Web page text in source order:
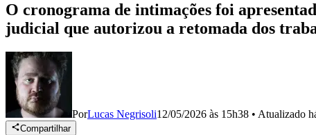
O cronograma de intimações foi
judicial que autorizou a retomada dos
PorLucas Negrisoli12/05/2026 às 15h38 • Atualizado
Compartilhar